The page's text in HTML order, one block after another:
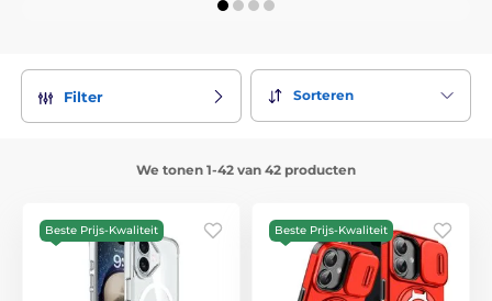
Filter Sorteren
We tonen 1-42 van 42 producten
Beste Prijs-Kwaliteit Beste Prijs-Kwaliteit